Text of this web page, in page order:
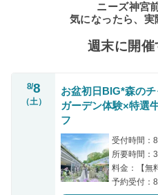
ニーズ神宮
気になったら、実
週末に開
8/8
（土）
お盆初日BIG*森の
ガーデン体験×特選
フ
所要時間：
予約受付：